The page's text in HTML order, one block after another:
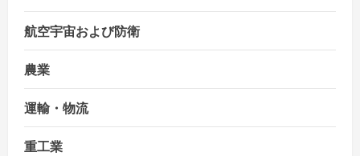
航空宇宙および防衛
農業
運輸・物流
重工業